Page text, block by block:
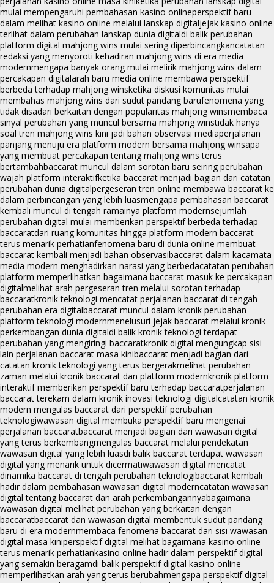
mulai mempengaruhi pembahasan kasino onlineperspektif baru
dalam melihat kasino online melalui lanskap digitaljejak kasino online
terlihat dalam perubahan lanskap dunia digitaldi balik perubahan
platform digital mahjong wins mulai sering diperbincangkancatatan
redaksi yang menyoroti kehadiran mahjong wins di era media
modernmengapa banyak orang mulai melirik mahjong wins dalam
percakapan digitalarah baru media online membawa perspektif
berbeda terhadap mahjong winsketika diskusi komunitas mulai
membahas mahjong wins dari sudut pandang barufenomena yang
tidak disadari berkaitan dengan popularitas mahjong winsmembaca
sinyal perubahan yang muncul bersama mahjong winstidak hanya
soal tren mahjong wins kini jadi bahan observasi mediaperjalanan
panjang menuju era platform modern bersama mahjong winsapa
yang membuat percakapan tentang mahjong wins terus
bertambahbaccarat muncul dalam sorotan baru seiring perubahan
wajah platform interaktifketika baccarat menjadi bagian dari catatan
perubahan dunia digitalpergeseran tren online membawa baccarat ke
dalam perbincangan yang lebih luasmengapa pembahasan baccarat
kembali muncul di tengah ramainya platform modernsejumlah
perubahan digital mulai memberikan perspektif berbeda terhadap
baccaratdari ruang komunitas hingga platform modern baccarat
terus menarik perhatianfenomena baru di dunia online membuat
baccarat kembali menjadi bahan observasibaccarat dalam kacamata
media modern menghadirkan narasi yang berbedacatatan perubahan
platform memperlihatkan bagaimana baccarat masuk ke percakapan
digitalmelihat arah pergeseran tren melalui sorotan terhadap
baccaratkronik teknologi mencatat perjalanan baccarat di tengah
perubahan era digitalbaccarat muncul dalam kronik perubahan
platform teknologi modernmenelusuri jejak baccarat melalui kronik
perkembangan dunia digitaldi balik kronik teknologi terdapat
perubahan yang mengiringi baccaratkronik digital mengungkap sisi
lain perjalanan baccarat masa kinibaccarat menjadi bagian dari
catatan kronik teknologi yang terus bergerakmelihat perubahan
zaman melalui kronik baccarat dan platform modernkronik platform
interaktif memberikan perspektif baru terhadap baccaratperjalanan
baccarat terekam dalam kronik inovasi teknologi digitalcatatan kronik
modern mengulas baccarat dari perspektif perubahan
teknologiwawasan digital membuka perspektif baru mengenai
perjalanan baccaratbaccarat menjadi bagian dari wawasan digital
yang terus berkembangmengulas baccarat melalui pendekatan
wawasan digital yang lebih luasdi balik baccarat terdapat wawasan
digital yang menarik untuk dicermatiwawasan digital mencatat
dinamika baccarat di tengah perubahan teknologibaccarat kembali
hadir dalam pembahasan wawasan digital moderncatatan wawasan
digital tentang baccarat dan arah perkembangannyabagaimana
wawasan digital melihat perubahan yang berkaitan dengan
baccaratbaccarat dan wawasan digital membentuk sudut pandang
baru di era modernmembaca fenomena baccarat dari sisi wawasan
digital masa kiniperspektif digital melihat bagaimana kasino online
terus menarik perhatiankasino online hadir dalam perspektif digital
yang semakin beragamdi balik perspektif digital kasino online
memperlihatkan arah yang terus berubahmengapa perspektif digital